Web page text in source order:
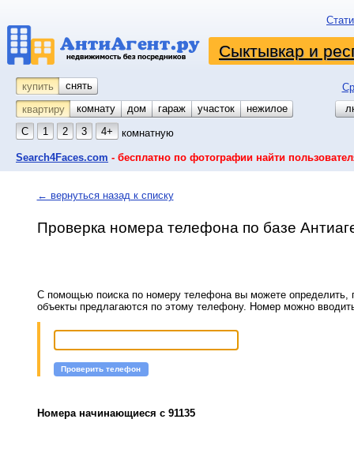
Сыктывкар и
купить снять
квартиру
комнату койко-место
дом гараж участок
нежилое
С
1 2 3 4+ комнатную
Search4Faces.com - бесплатно по фотографии найти
← вернуться назад к списку
Проверка номера телефона по базе
С помощью поиска по номеру телефона вы можете определить,
объекты предлагаются по этому телефону. Номер можно
Проверить телефон
Номера начинающиеся с 91135